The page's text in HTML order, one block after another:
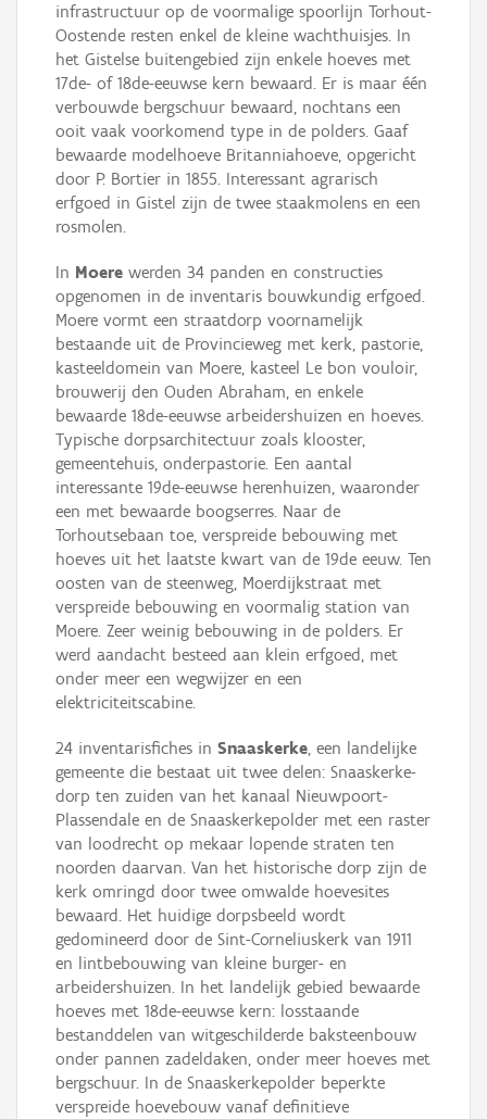
infrastructuur op de voormalige spoorlijn Torhout-
Oostende resten enkel de kleine wachthuisjes. In
het Gistelse buitengebied zijn enkele hoeves met
17de- of 18de-eeuwse kern bewaard. Er is maar één
verbouwde bergschuur bewaard, nochtans een
ooit vaak voorkomend type in de polders. Gaaf
bewaarde modelhoeve Britanniahoeve, opgericht
door P. Bortier in 1855. Interessant agrarisch
erfgoed in Gistel zijn de twee staakmolens en een
rosmolen.
In Moere werden 34 panden en constructies
opgenomen in de inventaris bouwkundig erfgoed.
Moere vormt een straatdorp voornamelijk
bestaande uit de Provincieweg met kerk, pastorie,
kasteeldomein van Moere, kasteel Le bon vouloir,
brouwerij den Ouden Abraham, en enkele
bewaarde 18de-eeuwse arbeidershuizen en hoeves.
Typische dorpsarchitectuur zoals klooster,
gemeentehuis, onderpastorie. Een aantal
interessante 19de-eeuwse herenhuizen, waaronder
een met bewaarde boogserres. Naar de
Torhoutsebaan toe, verspreide bebouwing met
hoeves uit het laatste kwart van de 19de eeuw. Ten
oosten van de steenweg, Moerdijkstraat met
verspreide bebouwing en voormalig station van
Moere. Zeer weinig bebouwing in de polders. Er
werd aandacht besteed aan klein erfgoed, met
onder meer een wegwijzer en een
elektriciteitscabine.
24 inventarisfiches in Snaaskerke, een landelijke
gemeente die bestaat uit twee delen: Snaaskerke-
dorp ten zuiden van het kanaal Nieuwpoort-
Plassendale en de Snaaskerkepolder met een raster
van loodrecht op mekaar lopende straten ten
noorden daarvan. Van het historische dorp zijn de
kerk omringd door twee omwalde hoevesites
bewaard. Het huidige dorpsbeeld wordt
gedomineerd door de Sint-Corneliuskerk van 1911
en lintbebouwing van kleine burger- en
arbeidershuizen. In het landelijk gebied bewaarde
hoeves met 18de-eeuwse kern: losstaande
bestanddelen van witgeschilderde baksteenbouw
onder pannen zadeldaken, onder meer hoeves met
bergschuur. In de Snaaskerkepolder beperkte
verspreide hoevebouw vanaf definitieve